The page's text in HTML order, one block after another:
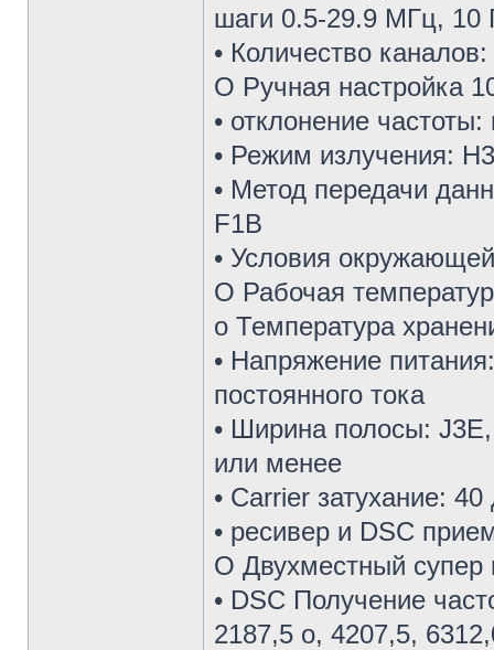
шаги 0.5-29.9 МГц, 10
• Количество
О Ручная настройка
• отклонение
• Режим излучения:
• Метод передачи
F1B
• Условия
O Рабочая
о Температура
• Напряжение
постоянного тока
• Ширина полосы:
или менее
• Carrier затухание:
• ресивер и DSC
О Двухместный супер
• DSC Получение
2187,5 о, 4207,5,